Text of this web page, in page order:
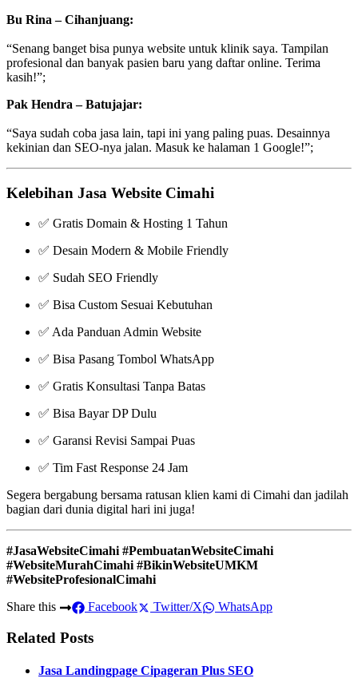
Bu Rina – Cihanjuang:
“Senang banget bisa punya website untuk klinik saya. Tampilan
profesional dan banyak pasien baru yang daftar online. Terima
kasih!”;
Pak Hendra – Batujajar:
“Saya sudah coba jasa lain, tapi ini yang paling puas. Desainnya
kekinian dan SEO-nya jalan. Masuk ke halaman 1 Google!”;
Kelebihan Jasa Website Cimahi
✅ Gratis Domain & Hosting 1 Tahun
✅ Desain Modern & Mobile Friendly
✅ Sudah SEO Friendly
✅ Bisa Custom Sesuai Kebutuhan
✅ Ada Panduan Admin Website
✅ Bisa Pasang Tombol WhatsApp
✅ Gratis Konsultasi Tanpa Batas
✅ Bisa Bayar DP Dulu
✅ Garansi Revisi Sampai Puas
✅ Tim Fast Response 24 Jam
Segera bergabung bersama ratusan klien kami di Cimahi dan jadilah
bagian dari dunia digital hari ini juga!
#JasaWebsiteCimahi #PembuatanWebsiteCimahi
#WebsiteMurahCimahi #BikinWebsiteUMKM
#WebsiteProfesionalCimahi
Share this
Facebook Twitter/X WhatsApp
Related Posts
Jasa Landingpage Cipageran Plus SEO